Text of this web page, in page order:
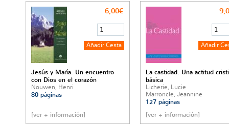
Jesús y María. Un encuentro
con Dios en el corazón
Nouwen, Henri
80 páginas
[ver + información]
6,00€
La castidad. Una actitud
básica
Licherie, Lucie
Marroncle, Jeannine
127 páginas
[ver + información]